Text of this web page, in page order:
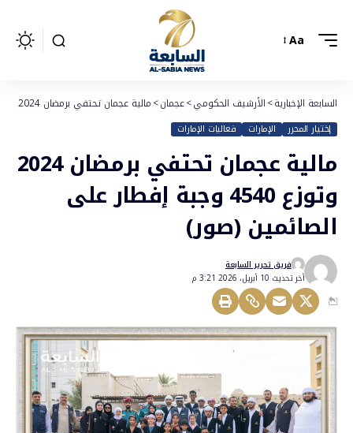
Aa
السابعة الإخبارية>الأرشيف الحكومي>عجمان>مالية عجمان تحتفي برمضان 2024 وتوزع 4540 وجبة إفطار على الصائمين (صور)
إختيار المحرر الإمارات فعاليات الإمارات
مالية عجمان تحتفي برمضان 2024
وتوزع 4540 وجبة إفطار على
الصائمين (صور)
أخر تحديث 10 أبريل، 2026 3:21 م
فريق تحرير السابعة